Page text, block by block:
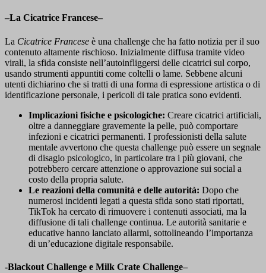
–La Cicatrice Francese–
La Cicatrice Francese è una challenge che ha fatto notizia per il suo
contenuto altamente rischioso. Inizialmente diffusa tramite video
virali, la sfida consiste nell’autoinfliggersi delle cicatrici sul corpo,
usando strumenti appuntiti come coltelli o lame. Sebbene alcuni
utenti dichiarino che si tratti di una forma di espressione artistica o di
identificazione personale, i pericoli di tale pratica sono evidenti.
Implicazioni fisiche e psicologiche: Creare cicatrici artificiali,
oltre a danneggiare gravemente la pelle, può comportare
infezioni e cicatrici permanenti. I professionisti della salute
mentale avvertono che questa challenge può essere un segnale
di disagio psicologico, in particolare tra i più giovani, che
potrebbero cercare attenzione o approvazione sui social a
costo della propria salute.
Le reazioni della comunità e delle autorità: Dopo che
numerosi incidenti legati a questa sfida sono stati riportati,
TikTok ha cercato di rimuovere i contenuti associati, ma la
diffusione di tali challenge continua. Le autorità sanitarie e
educative hanno lanciato allarmi, sottolineando l’importanza
di un’educazione digitale responsabile.
-Blackout Challenge e Milk Crate Challenge–